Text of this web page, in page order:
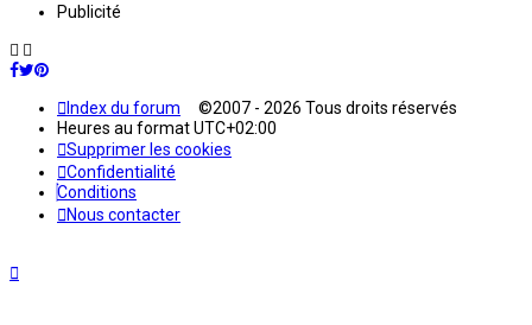
Publicité
Index du forum ©2007 - 2026 Tous droits réservés
Heures au formatUTC+02:00
Supprimer les cookies
Confidentialité
Conditions
Nous contacter